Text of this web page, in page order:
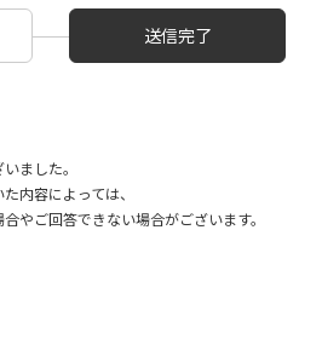
送信完了
ました。
内容によっては、
やご回答できない場合がございます。